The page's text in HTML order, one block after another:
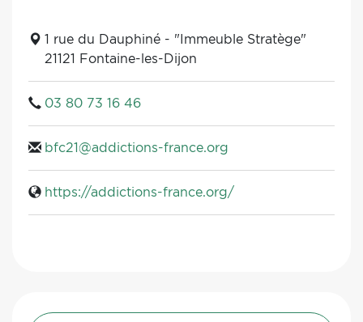
1 rue du Dauphiné - "Immeuble Stratège"
21121 Fontaine-les-Dijon
03 80 73 16 46
bfc21@addictions-france.org
https://addictions-france.org/